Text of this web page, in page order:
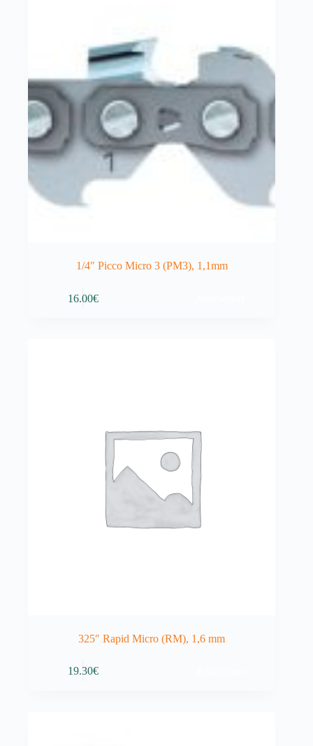
1/4″ Picco Micro 3 (PM3), 1,1mm
16.00€
325″ Rapid Micro (RM), 1,6 mm
19.30€